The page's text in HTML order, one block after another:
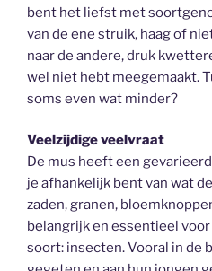
bent het liefst met
van de ene struik, haag of
naar de andere, druk
wel niet hebt meegemaakt.
soms even wat minder?
Veelzijdige veelvraat
De mus heeft een
je afhankelijk bent van wat
zaden, granen,
belangrijk en essentieel
soort: insecten. Vooral in de